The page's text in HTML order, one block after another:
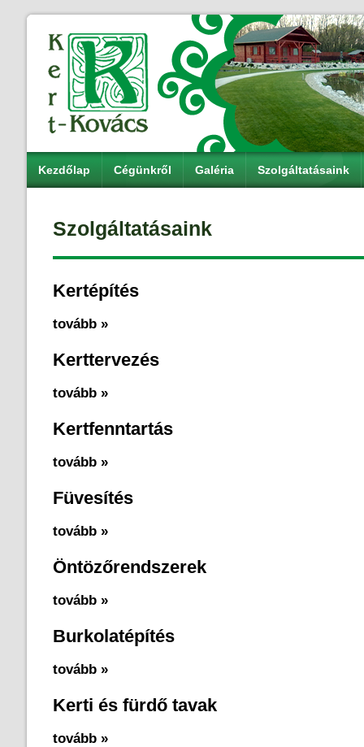
Kezdőlap Cégünkről Galéria Szolgáltatásaink
Szolgáltatásaink
Kertépítés
tovább »
Kerttervezés
tovább »
Kertfenntartás
tovább »
Füvesítés
tovább »
Öntözőrendszerek
tovább »
Burkolatépítés
tovább »
Kerti és fürdő tavak
tovább »